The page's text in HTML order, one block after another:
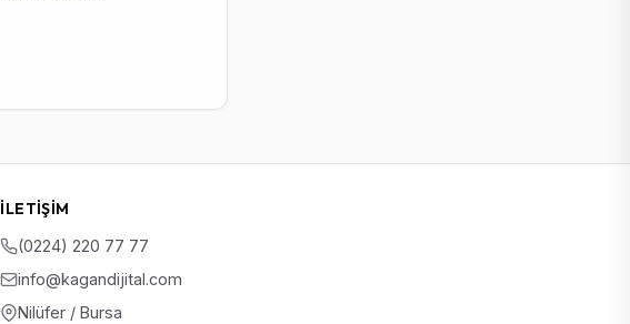
İLETIŞIM
(0224) 220 77 77
info@kagandijital.com
Nilüfer / Bursa